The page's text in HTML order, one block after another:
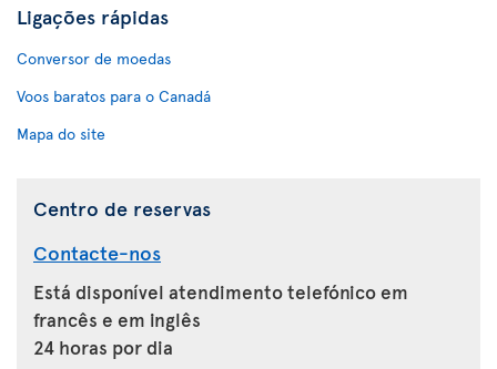
Ligações rápidas
Conversor de moedas
Voos baratos para o Canadá
Mapa do site
Centro de reservas
Contacte-nos
Está disponível atendimento telefónico em
francês e em inglês
24 horas por dia